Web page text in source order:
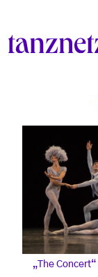
„The